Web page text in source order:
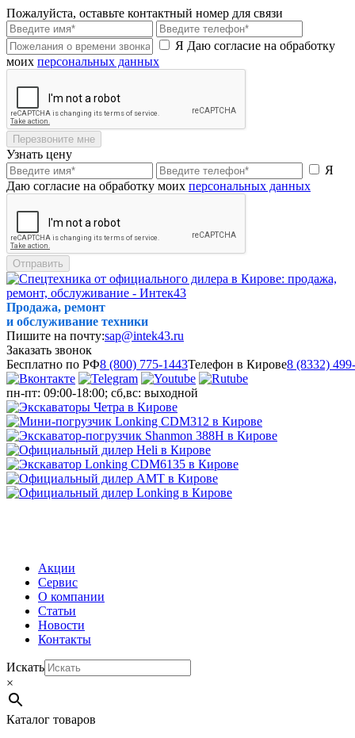
Пожалуйста, оставьте контактный номер для связи
Я Даю согласие на обработку
моих персональных данных
Перезвоните мне
Узнать цену
Я
Даю согласие на обработку моих персональных данных
Отправить
Продажа, ремонт
и обслуживание техники
Пишите на почту:sap@intek43.ru
Заказать звонок
Бесплатно по РФ8 (800) 775-1443Телефон в Кирове8 (8332)
пн-пт: 09:00-18:00; сб,вс: выходной
Акции
Сервис
О компании
Статьи
Новости
Контакты
Искать
×
Каталог товаров